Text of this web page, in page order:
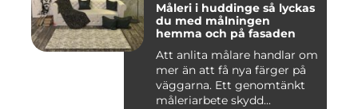
Måleri i huddinge så lyckas
du med målningen
hemma och på fasaden
Att anlita målare handlar om
mer än att få nya färger på
väggarna. Ett genomtänkt
måleriarbete skydd...